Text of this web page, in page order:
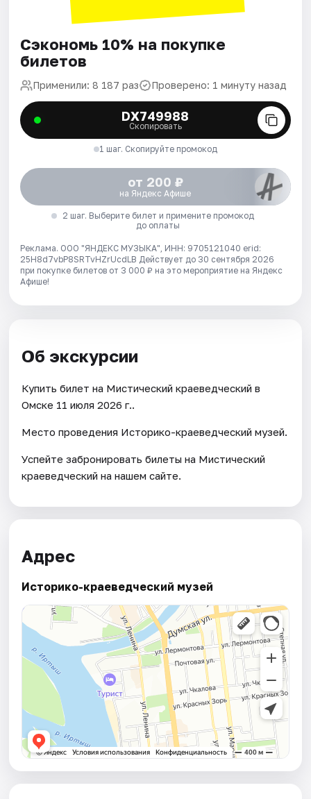
Сэкономь 10% на покупке
билетов
Применили: 8 187 раз Проверено: 1 минуту назад
DX749988
Скопировать
1 шаг. Скопируйте промокод
от 200 ₽
на Яндекс Афише
2 шаг. Выберите билет и примените промокод
до оплаты
Реклама. ООО "ЯНДЕКС МУЗЫКА", ИНН: 9705121040 erid:
25H8d7vbP8SRTvHZrUcdLB Действует до 30 сентября 2026
при покупке билетов от 3 000 ₽ на это мероприятие на Яндекс
Афише!
Об экскурсии
Купить билет на Мистический краеведческий в
Омске 11 июля 2026 г..
Место проведения Историко-краеведческий музей.
Успейте забронировать билеты на Мистический
краеведческий на нашем сайте.
Адрес
Историко-краеведческий музей